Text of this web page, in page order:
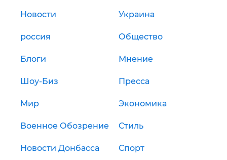
Новости Украина
россия Общество
Блоги Мнение
Шоу-Биз Пресса
Мир Экономика
Военное Обозрение Стиль
Новости Донбасса Спорт